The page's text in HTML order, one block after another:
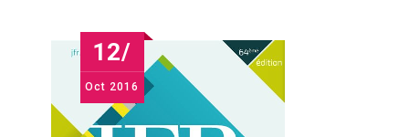
12/
Oct 2016